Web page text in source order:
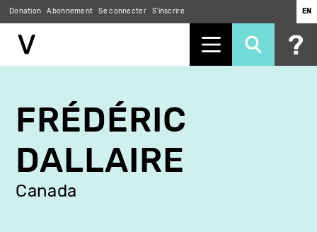
contenu
principal
Donation Abonnement Se connecter S'inscrire EN
FRÉDÉRIC
DALLAIRE
Canada